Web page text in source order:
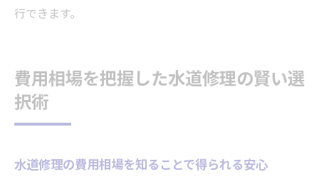
行できます。
費用相場を把握した水道修理の賢い選
択術
水道修理の費用相場を知ることで得られる安心